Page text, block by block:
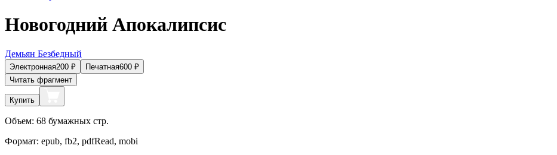
Новогодний Апокалипсис
Демьян Безбедный
Электронная200 ₽ Печатная600 ₽
Читать фрагмент
Купить
Объем: 68 бумажных стр.
Формат: epub, fb2, pdfRead, mobi